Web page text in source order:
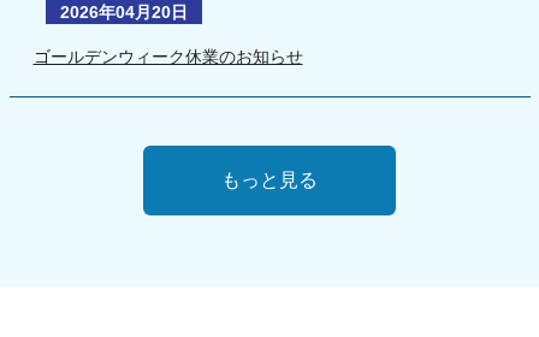
2026年04月20日
ゴールデンウィーク休業のお知らせ
もっと見る